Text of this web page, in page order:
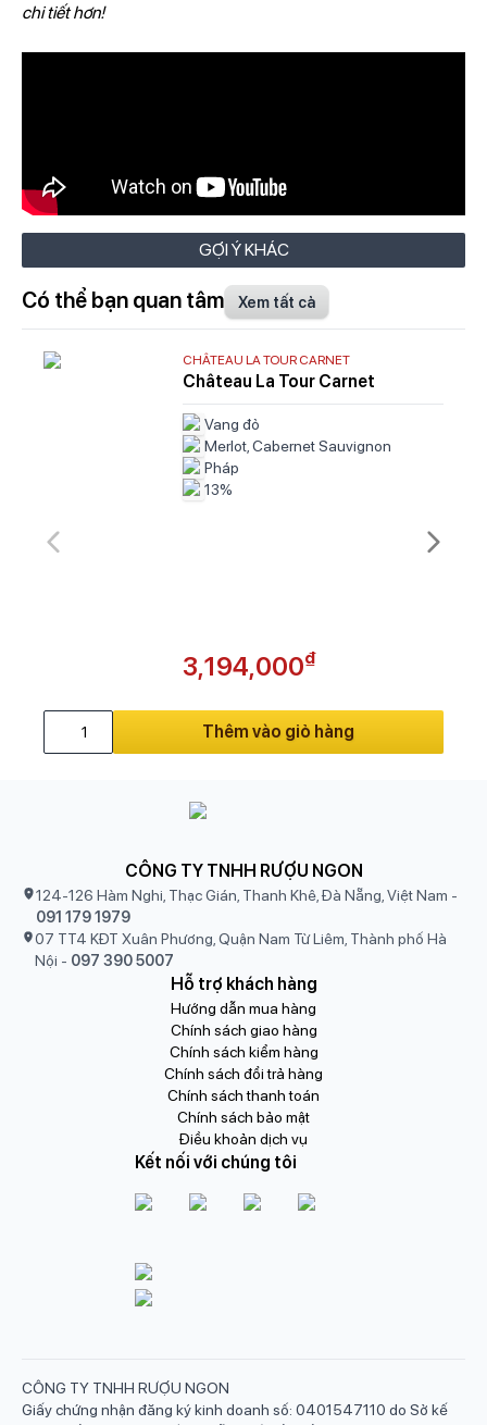
chi tiết hơn!
GỢI Ý KHÁC
Có thể bạn quan tâm Xem tất cả
CHÂTEAU LA TOUR CARNET
Château La Tour Carnet
Vang đỏ
Merlot, Cabernet Sauvignon
Pháp
13%
3,194,000₫
Thêm vào giỏ hàng
CÔNG TY TNHH RƯỢU NGON
124-126 Hàm Nghi, Thạc Gián, Thanh Khê, Đà Nẵng, Việt Nam -
091 179 1979
07 TT4 KĐT Xuân Phương, Quận Nam Từ Liêm, Thành phố Hà
Nội - 097 390 5007
Hỗ trợ khách hàng
Hướng dẫn mua hàng
Chính sách giao hàng
Chính sách kiểm hàng
Chính sách đổi trả hàng
Chính sách thanh toán
Chính sách bảo mật
Điều khoản dịch vụ
Kết nối với chúng tôi
CÔNG TY TNHH RƯỢU NGON
Giấy chứng nhận đăng ký kinh doanh số: 0401547110 do Sở kế